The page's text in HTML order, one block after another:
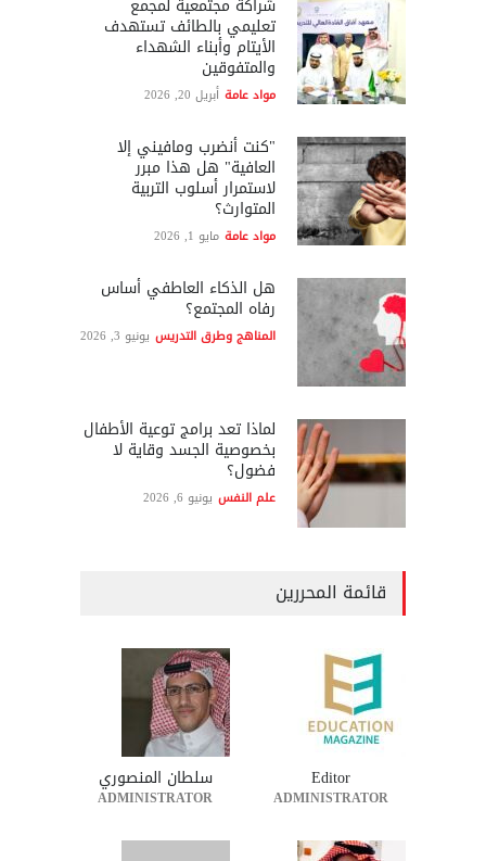
شراكة مجتمعية لمجمع
تعليمي بالطائف تستهدف
الأيتام وأبناء الشهداء
والمتفوقين
مواد عامة أبريل 20, 2026
"كنت أنضرب ومافيني إلا
العافية" هل هذا مبرر
لاستمرار أسلوب التربية
المتوارث؟
مواد عامة مايو 1, 2026
هل الذكاء العاطفي أساس
رفاه المجتمع؟
المناهج وطرق التدريس يونيو 3, 2026
لماذا تعد برامج توعية الأطفال
بخصوصية الجسد وقاية لا
فضول؟
علم النفس يونيو 6, 2026
قائمة المحررين
Editor
ADMINISTRATOR
سلطان المنصوري
ADMINISTRATOR